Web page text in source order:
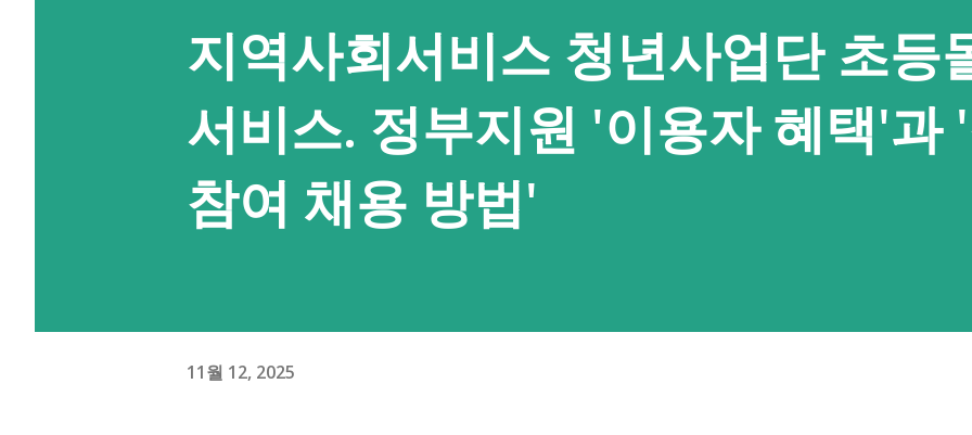
지역사회서비스 청년사업단 초등
서비스. 정부지원 '이용자 혜택'과
참여 채용 방법'
11월 12, 2025